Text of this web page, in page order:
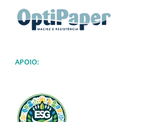
APOIO: